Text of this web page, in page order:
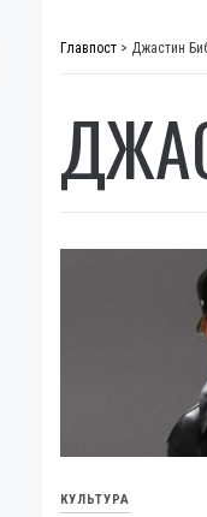
Главпост > Джастин
КУЛЬТУРА